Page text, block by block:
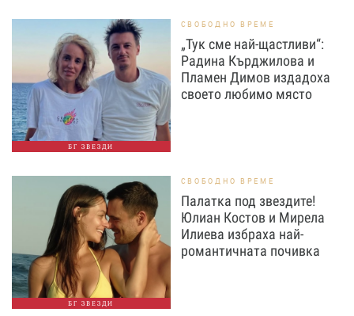
БГ ЗВЕЗДИ
СВОБОДНО ВРЕМЕ
„Тук сме най-щастливи“:
Радина Кърджилова и
Пламен Димов издадоха
своето любимо място
БГ ЗВЕЗДИ
СВОБОДНО ВРЕМЕ
Палатка под звездите!
Юлиан Костов и Мирела
Илиева избраха най-
романтичната почивка